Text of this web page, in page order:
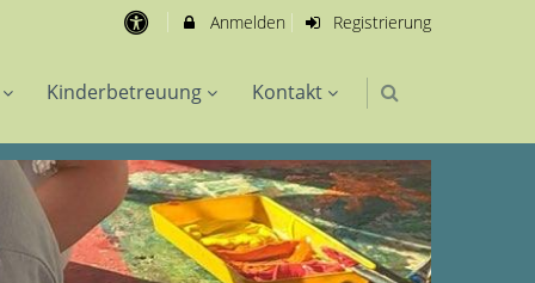
Anmelden Registrierung
Kinderbetreuung Kontakt